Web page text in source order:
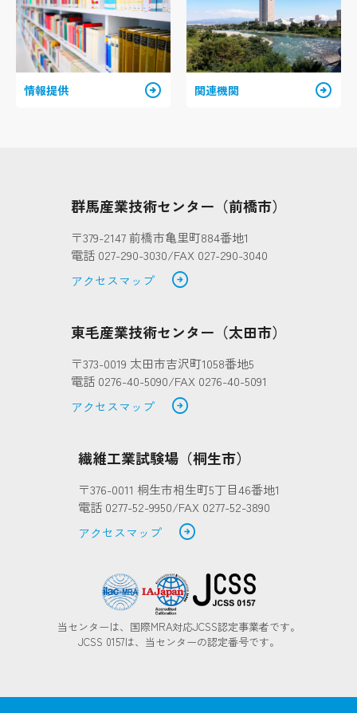
情報提供 arrow_circle_right 関連機関 arrow_circle_right
群馬産業技術センター（前橋市）
〒379-2147 前橋市亀里町884番地1
電話 027-290-3030/FAX 027-290-3040
アクセスマップ
arrow_circle_right
東毛産業技術センター（太田市）
〒373-0019 太田市吉沢町1058番地5
電話 0276-40-5090/FAX 0276-40-5091
アクセスマップ
arrow_circle_right
繊維工業試験場（桐生市）
〒376-0011 桐生市相生町5丁目46番地1
電話 0277-52-9950/FAX 0277-52-3890
アクセスマップ
arrow_circle_right
当センターは、国際MRA対応JCSS認定事業者です。
JCSS 0157は、当センターの認定番号です。